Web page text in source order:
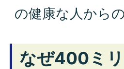
の健康な人から
なぜ400ミ